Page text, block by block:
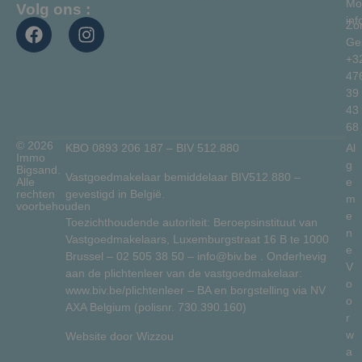
Volg ons :
39
43
68
© 2026
Immo
Bigsand.
Alle
rechten
voorbehouden
KBO 0893 206 187 – BIV 512.880
Vastgoedmakelaar bemiddelaar BIV512.880 –
gevestigd in België.
Toezichthoudende autoriteit: Beroepsinstituut van
Vastgoedmakelaars, Luxemburgstraat 16 B te 1000
Brussel – 02 505 38 50 – info@biv.be . Onderhevig
aan de plichtenleer van de vastgoedmakelaar:
www.biv.be/plichtenleer – BA en borgstelling via NV
AXA Belgium (polisnr. 730.390.160)
Website door Wizzou
Al
g
e
m
e
n
e
V
o
o
r
w
a